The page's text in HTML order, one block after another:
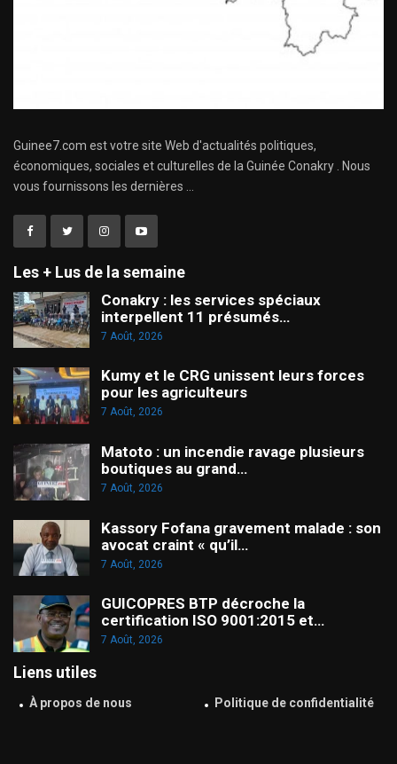
Guinee7.com est votre site Web d'actualités politiques,
économiques, sociales et culturelles de la Guinée Conakry . Nous
vous fournissons les dernières ...
Les + Lus de la semaine
Conakry : les services spéciaux
interpellent 11 présumés…
7 Août, 2026
Kumy et le CRG unissent leurs forces
pour les agriculteurs
7 Août, 2026
Matoto : un incendie ravage plusieurs
boutiques au grand…
7 Août, 2026
Kassory Fofana gravement malade : son
avocat craint « qu’il…
7 Août, 2026
GUICOPRES BTP décroche la
certification ISO 9001:2015 et…
7 Août, 2026
Liens utiles
À propos de nous Politique de confidentialité